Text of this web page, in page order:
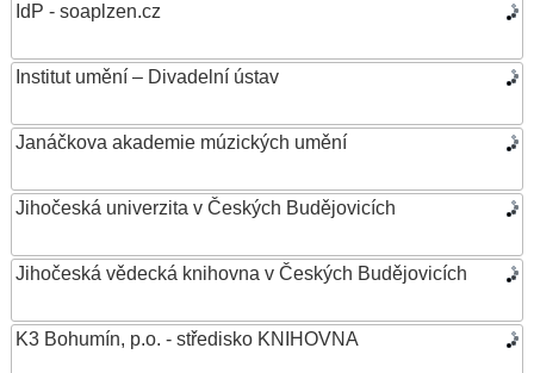
IdP - soaplzen.cz
Institut umění – Divadelní ústav
Janáčkova akademie múzických umění
Jihočeská univerzita v Českých Budějovicích
Jihočeská vědecká knihovna v Českých Budějovicích
K3 Bohumín, p.o. - středisko KNIHOVNA